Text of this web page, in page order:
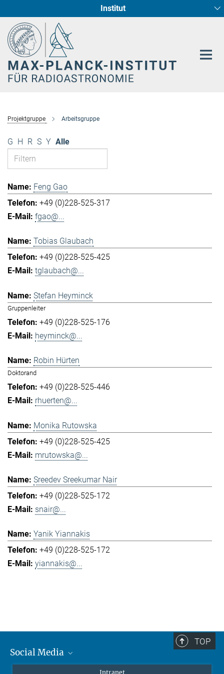
Institut
Radioastronomische Fundamentalphysik
Sternentstehung und Galaxienentwicklung
Projektgruppe Arbeitsgruppe
G H R S Y Alle
Feng Gao
+49 (0)228-525-317
fgao@...
Tobias Glaubach
+49 (0)228-525-425
tglaubach@...
Stefan Heyminck
Gruppenleiter
+49 (0)228-525-176
heyminck@...
Robin Hürten
Doktorand
+49 (0)228-525-446
rhuerten@...
Monika Rutowska
+49 (0)228-525-425
mrutowska@...
Sreedev Sreekumar Nair
+49 (0)228-525-172
snair@...
Yanik Yiannakis
+49 (0)228-525-172
yiannakis@...
TOP
Social Media
Intranet